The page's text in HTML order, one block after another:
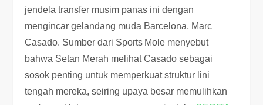
jendela transfer musim panas ini dengan
mengincar gelandang muda Barcelona, Marc
Casado. Sumber dari Sports Mole menyebut
bahwa Setan Merah melihat Casado sebagai
sosok penting untuk memperkuat struktur lini
tengah mereka, seiring upaya besar memulihkan